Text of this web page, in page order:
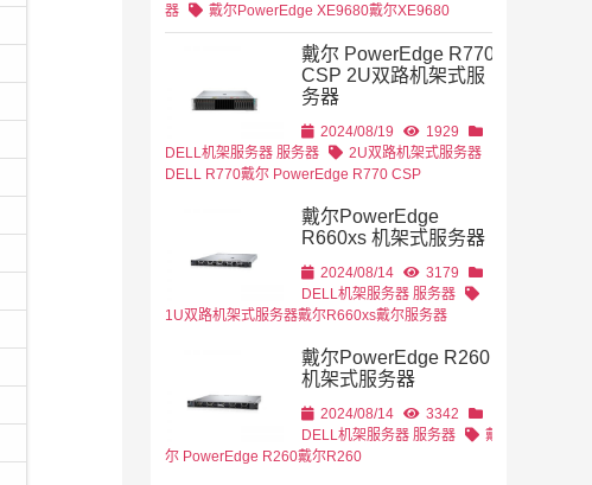
器
戴尔PowerEdge XE9680戴尔XE9680
戴尔 PowerEdge R770
CSP 2U双路机架式服
务器
2024/08/19
1929
DELL机架服务器 服务器
2U双路机架式服务器
DELL R770戴尔 PowerEdge R770 CSP
戴尔PowerEdge
R660xs 机架式服务器
2024/08/14
3179
DELL机架服务器 服务器
1U双路机架式服务器戴尔R660xs戴尔服务器
戴尔PowerEdge R260
机架式服务器
2024/08/14
3342
DELL机架服务器 服务器
戴
尔 PowerEdge R260戴尔R260